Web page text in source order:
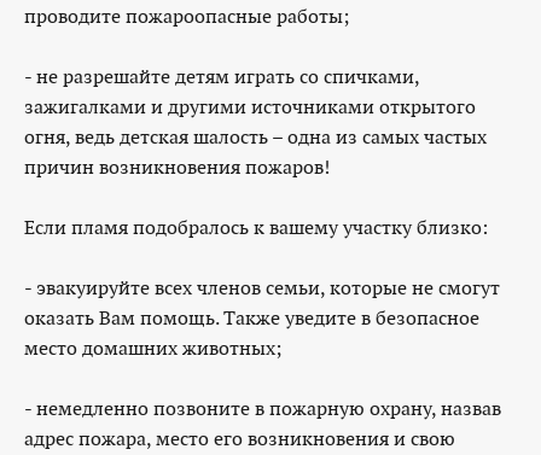
проводите пожароопасные работы;
- не разрешайте детям играть со спичками,
зажигалками и другими источниками открытого
огня, ведь детская шалость – одна из самых частых
причин возникновения пожаров!
Если пламя подобралось к вашему участку близко:
- эвакуируйте всех членов семьи, которые не смогут
оказать Вам помощь. Также уведите в безопасное
место домашних животных;
- немедленно позвоните в пожарную охрану, назвав
адрес пожара, место его возникновения и свою